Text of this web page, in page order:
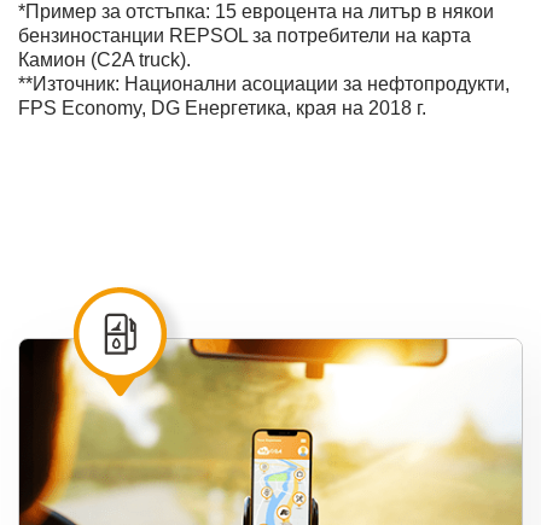
*Пример за отстъпка: 15 евроцента на литър в някои
бензиностанции REPSOL за потребители на карта
Камион (C2A truck).
**Източник: Национални асоциации за нефтопродукти,
FPS Economy, DG Енергетика, края на 2018 г.